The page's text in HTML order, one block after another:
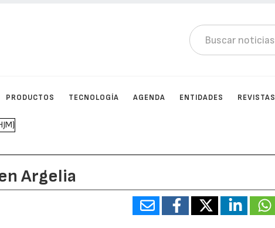
PRODUCTOS TECNOLOGÍA AGENDA ENTIDADES REVISTAS
Argelia